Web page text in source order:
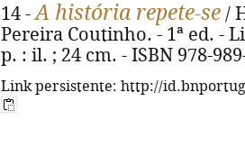
14 -A história repete-se /
Pereira Coutinho. - 1ª ed. -
p. : il. ; 24 cm. - ISBN 978-
Link persistente: http://